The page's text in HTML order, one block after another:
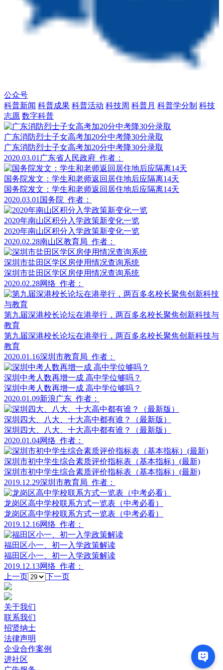
公众号
科普新闻 科普成果 科普活动 科技周 科普月 科普学分制 科技
志愿 数字科普
广东消防烈士子女高考加20分中考降30分录取
广东消防烈士子女高考加20分中考降30分录取
2020.03.01 广东省人民政府 作者：
国务院发文：学生和老师返回居住地后应隔离14天
国务院发文：学生和老师返回居住地后应隔离14天
2020.03.01 国务院 作者：
2020年南山区积分入学政策新变化一览
2020年南山区积分入学政策新变化一览
2020.02.28南山区教育局 作者：
深圳市盐田区学区房使用情况查询系统
深圳市盐田区学区房使用情况查询系统
2020.02.28网络 作者：
第九届深港校长论坛在港举行，两百多名校长聚焦创新科技与
教育
第九届深港校长论坛在港举行，两百多名校长聚焦创新科技与
教育
2020.01.16深圳市教育局 作者：
深圳中考人数再增一成 高中学位够吗？
深圳中考人数再增一成 高中学位够吗？
2020.01.09新浪广东 作者：
深圳四大、八大、十大高中都有谁？（最新版）
深圳四大、八大、十大高中都有谁？（最新版）
2020.01.04网络 作者：
深圳市初中学生综合素质评价指标表（基本指标）(最新)
深圳市初中学生综合素质评价指标表（基本指标）(最新)
2019.12.29深圳市教育局 作者：
龙岗区高中学校联系方式一览表（中考必看）
龙岗区高中学校联系方式一览表（中考必看）
2019.12.16网络 作者：
福田区小一、初一入学政策解读
福田区小一、初一入学政策解读
2019.12.13网络 作者：
上一页
下一页
关于我们
联系我们
招贤纳士
法律声明
企业合作案例
进社区